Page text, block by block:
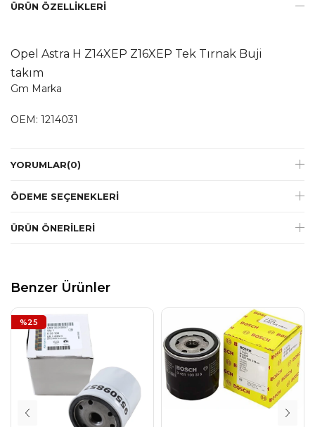
ÜRÜN ÖZELLIKLERI
Opel Astra H Z14XEP Z16XEP Tek Tırnak Buji
takım
Gm Marka
OEM: 1214031
YORUMLAR(0)
ÖDEME SEÇENEKLERI
ÜRÜN ÖNERILERI
Benzer Ürünler
%25